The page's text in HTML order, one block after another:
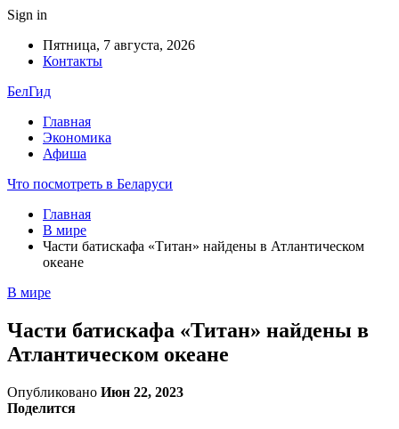
Sign in
Пятница, 7 августа, 2026
Контакты
БелГид
Главная
Экономика
Афиша
Что посмотреть в Беларуси
Главная
В мире
Части батискафа «Титан» найдены в Атлантическом
океане
В мире
Части батискафа «Титан» найдены в
Атлантическом океане
Опубликовано Июн 22, 2023
Поделится